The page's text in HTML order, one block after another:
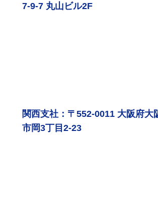
7-9-7 丸山ビル2F
関西支社：〒552-0011 大阪府大
市岡3丁目2-23